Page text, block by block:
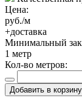
Цена:
руб./м
+доставка
Минимальный
1 метр
Кол-во метров:
Добавить в корзину